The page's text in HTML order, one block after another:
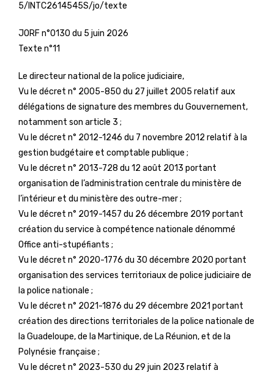
5/INTC2614545S/jo/texte
JORF n°0130 du 5 juin 2026
Texte n°11
Le directeur national de la police judiciaire,
Vu le décret n° 2005-850 du 27 juillet 2005 relatif aux
délégations de signature des membres du Gouvernement,
notamment son article 3 ;
Vu le décret n° 2012-1246 du 7 novembre 2012 relatif à la
gestion budgétaire et comptable publique ;
Vu le décret n° 2013-728 du 12 août 2013 portant
organisation de l’administration centrale du ministère de
l’intérieur et du ministère des outre-mer ;
Vu le décret n° 2019-1457 du 26 décembre 2019 portant
création du service à compétence nationale dénommé
Office anti-stupéfiants ;
Vu le décret n° 2020-1776 du 30 décembre 2020 portant
organisation des services territoriaux de police judiciaire de
la police nationale ;
Vu le décret n° 2021-1876 du 29 décembre 2021 portant
création des directions territoriales de la police nationale de
la Guadeloupe, de la Martinique, de La Réunion, et de la
Polynésie française ;
Vu le décret n° 2023-530 du 29 juin 2023 relatif à